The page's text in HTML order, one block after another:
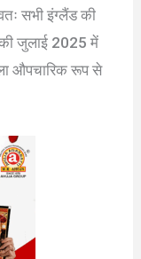
सभी इंग्लैंड की
की जुलाई 2025 में
औपचारिक रूप से